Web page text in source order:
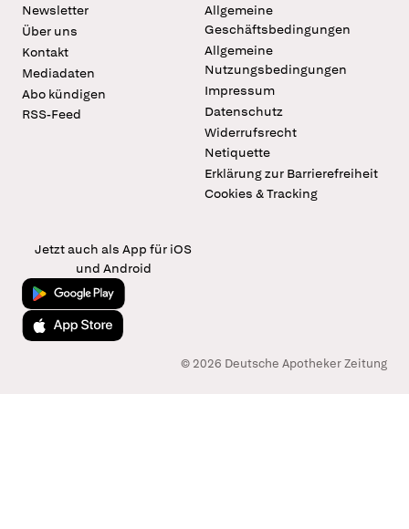
Newsletter
Über uns
Kontakt
Mediadaten
Abo kündigen
RSS-Feed
Allgemeine
Geschäftsbedingungen
Allgemeine
Nutzungsbedingungen
Impressum
Datenschutz
Widerrufsrecht
Netiquette
Erklärung zur Barrierefreiheit
Cookies & Tracking
Jetzt auch als App für iOS
und Android
Jetzt bei Google Play
Laden im App Store
© 2026 Deutsche Apotheker Zeitung